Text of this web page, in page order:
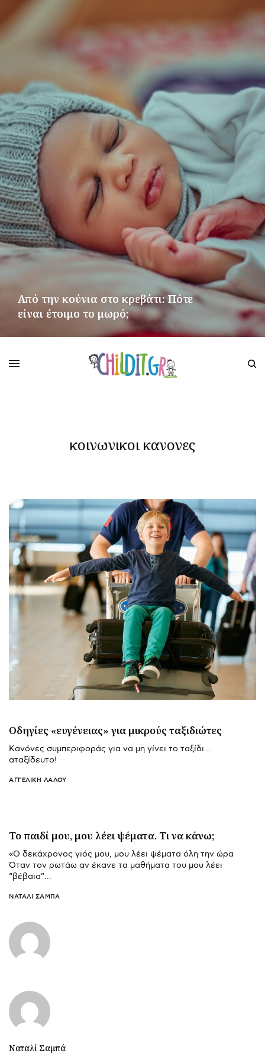
Από την κούνια στο κρεβάτι: Πότε
είναι έτοιμο το μωρό;
κοινωνικοι κανονες
Οδηγίες «ευγένειας» για μικρούς ταξιδιώτες
Κανόνες συμπεριφοράς για να μη γίνει το ταξίδι…
αταξίδευτο!
ΑΓΓΕΛΙΚΉ ΛΆΛΟΥ
Το παιδί μου, μου λέει ψέματα. Τι να κάνω;
«Ο δεκάχρονος γιός μου, μου λέει ψέματα όλη την ώρα
Όταν τον ρωτάω αν έκανε τα μαθήματα του μου λέει
“βέβαια”…
ΝΑΤΑΛΊ ΣΑΜΠΆ
Ναταλί Σαμπά